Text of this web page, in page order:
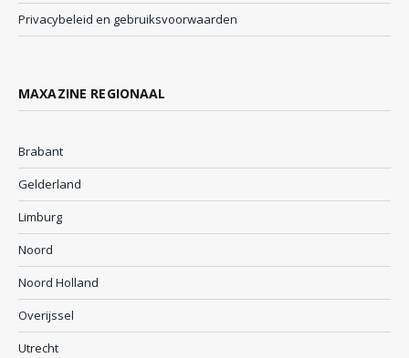
Privacybeleid en gebruiksvoorwaarden
MAXAZINE REGIONAAL
Brabant
Gelderland
Limburg
Noord
Noord Holland
Overijssel
Utrecht